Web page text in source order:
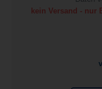
kein Versand - nur